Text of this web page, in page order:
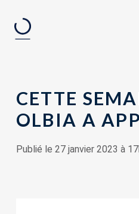
CETTE
OLBIA A
Publié le 27 janvier 2023 à